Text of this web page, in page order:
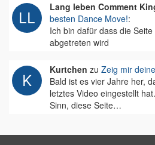
Lang leben Comment
besten Dance Move!:
Ich bin dafür dass die
abgetreten wird
Kurtchen zu Zeig mir
Bald ist es vier Jahre her,
letztes Video eingestellt
Sinn, diese Seite…